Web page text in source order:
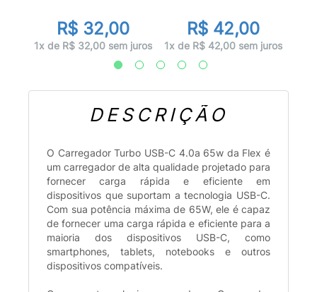
R$ 32,00
1x de R$ 32,00 sem juros
R$ 42,00
1x de R$ 42,00 sem juros
DESCRIÇÃO
O Carregador Turbo USB-C 4.0a 65w da Flex é
um carregador de alta qualidade projetado para
fornecer carga rápida e eficiente em
dispositivos que suportam a tecnologia USB-C.
Com sua potência máxima de 65W, ele é capaz
de fornecer uma carga rápida e eficiente para a
maioria dos dispositivos USB-C, como
smartphones, tablets, notebooks e outros
dispositivos compatíveis.